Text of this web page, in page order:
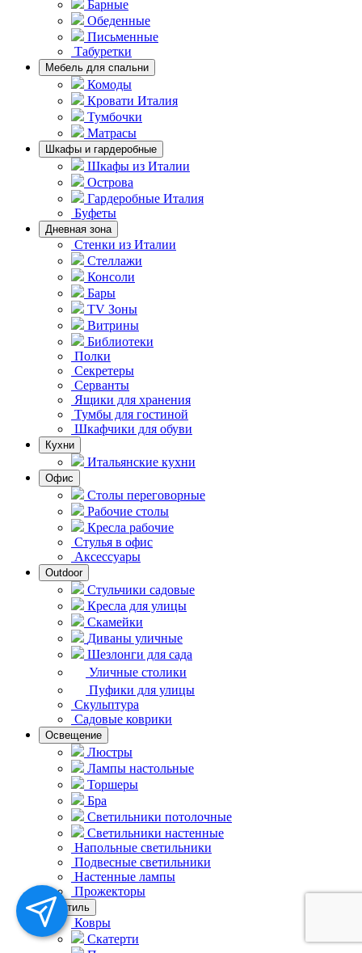
Барные
Обеденные
Письменные
Табуретки
Мебель для спальни
Комоды
Кровати Италия
Тумбочки
Матрасы
Шкафы и гардеробные
Шкафы из Италии
Острова
Гардеробные Италия
Буфеты
Дневная зона
Стенки из Италии
Стеллажи
Консоли
Бары
TV Зоны
Витрины
Библиотеки
Полки
Секретеры
Серванты
Ящики для хранения
Тумбы для гостиной
Шкафчики для обуви
Кухни
Итальянские кухни
Офис
Столы переговорные
Рабочие столы
Кресла рабочие
Стулья в офис
Аксессуары
Outdoor
Стульчики садовые
Кресла для улицы
Скамейки
Диваны уличные
Шезлонги для сада
Уличные столики
Пуфики для улицы
Скульптура
Садовые коврики
Освещение
Люстры
Лампы настольные
Торшеры
Бра
Светильники потолочные
Светильники настенные
Напольные светильники
Подвесные светильники
Hастенные лампы
Прожекторы
Текстиль
Ковры
Скатерти